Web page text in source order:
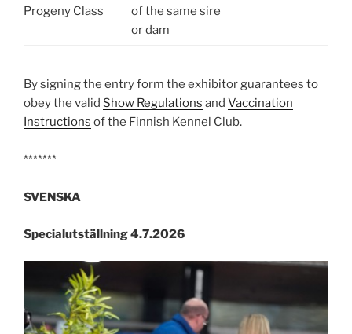
Progeny Class
of the same sire
or dam
By signing the entry form the exhibitor guarantees to
obey the valid Show Regulations and Vaccination
Instructions of the Finnish Kennel Club.
*******
SVENSKA
Specialutställning 4.7.2026